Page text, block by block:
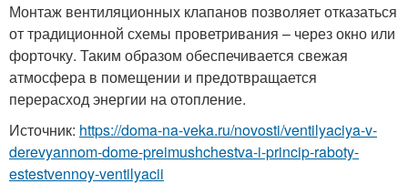
Монтаж вентиляционных клапанов позволяет отказаться
от традиционной схемы проветривания – через окно или
форточку. Таким образом обеспечивается свежая
атмосфера в помещении и предотвращается
перерасход энергии на отопление.
Источник: https://doma-na-veka.ru/novosti/ventilyaciya-v-
derevyannom-dome-preimushchestva-i-princip-raboty-
estestvennoy-ventilyacii